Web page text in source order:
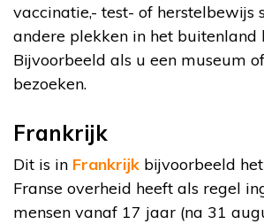
vaccinatie,- test- of herstelbewijs
andere plekken in het buitenland
Bijvoorbeeld als u een museum
bezoeken.
Frankrijk
Dit is in Frankrijk bijvoorbeeld
Franse overheid heeft als regel
mensen vanaf 17 jaar (na 31